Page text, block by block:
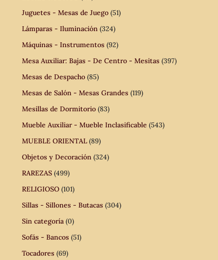
Juguetes - Mesas de Juego (51)
Lámparas - Iluminación (324)
Máquinas - Instrumentos (92)
Mesa Auxiliar: Bajas - De Centro - Mesitas (397)
Mesas de Despacho (85)
Mesas de Salón - Mesas Grandes (119)
Mesillas de Dormitorio (83)
Mueble Auxiliar - Mueble Inclasificable (543)
MUEBLE ORIENTAL (89)
Objetos y Decoración (324)
RAREZAS (499)
RELIGIOSO (101)
Sillas - Sillones - Butacas (304)
Sin categoría (0)
Sofás - Bancos (51)
Tocadores (69)